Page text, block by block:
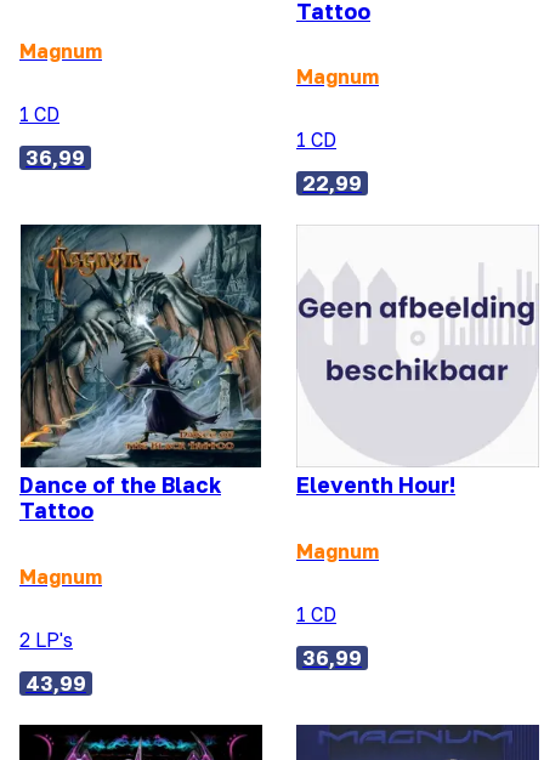
Magnum
1 CD
36,99
Tattoo
Magnum
1 CD
22,99
Dance of the Black
Tattoo
Magnum
2 LP's
43,99
Eleventh Hour!
Magnum
1 CD
36,99